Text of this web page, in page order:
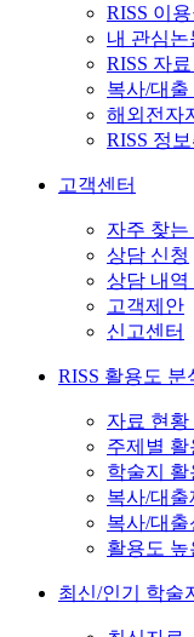
RISS 이
내 관심논
RISS 자
복사/대출
해외전자
RISS 정
고객센터
자주 찾는
상담 신청
상담 내역
고객제안
신고센터
RISS 활용도 분
자료 현황
주제별 활
학술지 활
복사/대출
복사/대출
활용도 높
최신/인기 학술